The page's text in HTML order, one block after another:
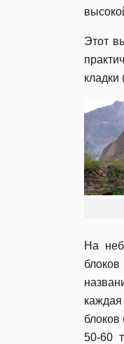
Этот
На
50-60